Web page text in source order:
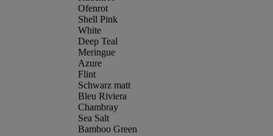
Ofenrot
Shell Pink
White
Deep Teal
Meringue
Azure
Flint
Schwarz matt
Bleu Riviera
Chambray
Sea Salt
Bamboo Green